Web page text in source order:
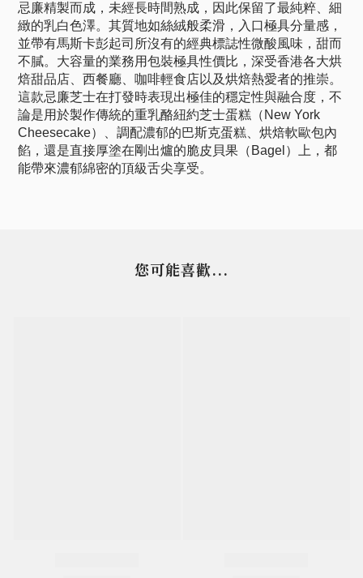
忌廉精製而成，未經長時間熟成，因此保留了最純粹、細
緻的乳白色澤。其質地如絲絨般柔滑，入口極具分量感，
並帶有馬斯卡彭起司所沒有的經典標誌性微酸風味，甜而
不膩。大容量的業務用包裝極具性價比，深受香港各大烘
焙甜品店、西餐廳、咖啡輕食店以及烘焙熱愛者的推崇。
這款忌廉芝士在打發時表現出極佳的穩定性與融合度，不
論是用於製作傳統的重乳酪紐約芝士蛋糕（New York
Cheesecake）、調配濃郁的巴斯克蛋糕、烘焙軟歐包內
餡，還是直接厚塗在剛出爐的脆皮貝果（Bagel）上，都
能帶來濃郁綿密的頂級舌尖享受。
您可能喜歡...